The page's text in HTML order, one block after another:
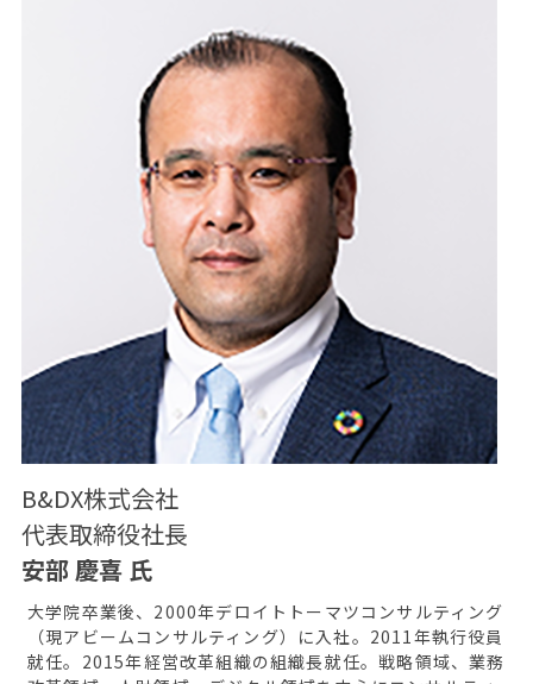
B&DX株式会社
代表取締役社長
安部 慶喜 氏
大学院卒業後、2000年デロイトトーマツコンサルティング
（現アビームコンサルティング）に入社。2011年執行役員
就任。2015年経営改革組織の組織長就任。戦略領域、業務